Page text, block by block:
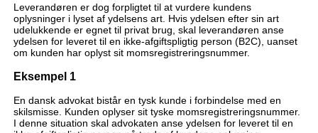
Leverandøren er dog forpligtet til at vurdere kundens
oplysninger i lyset af ydelsens art. Hvis ydelsen efter sin art
udelukkende er egnet til privat brug, skal leverandøren anse
ydelsen for leveret til en ikke-afgiftspligtig person (B2C), uanset
om kunden har oplyst sit momsregistreringsnummer.
Eksempel 1
En dansk advokat bistår en tysk kunde i forbindelse med en
skilsmisse. Kunden oplyser sit tyske momsregistreringsnummer.
I denne situation skal advokaten anse ydelsen for leveret til en